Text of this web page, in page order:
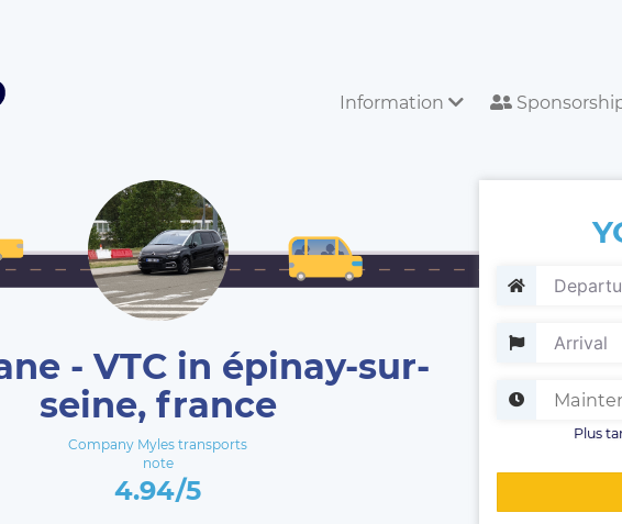
Information
- VTC in épinay-sur-
seine, france
Company Myles transports
note
4.94/5
Plus